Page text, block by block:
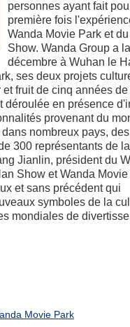
personnes ayant fait
première fois
Wanda Movie Park et
Show. Wanda Group a
décembre à Wuhan le
ses deux projets
fruit de cinq années
déroulée en présence
provenant du
nombreux pays,
300 représentants de
Jianlin, président du
Show et Wanda
et sans précédent qui
symboles de la
mondiales de
Movie Park